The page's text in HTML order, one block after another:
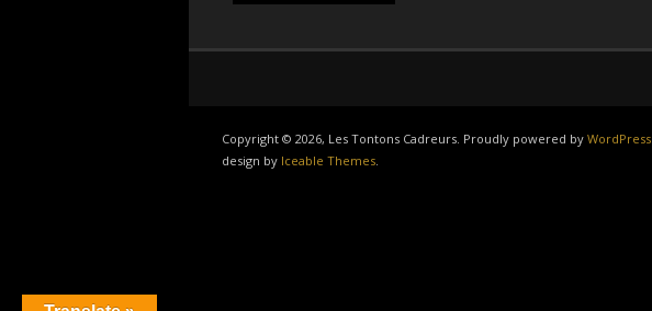
Copyright © 2026, Les Tontons Cadreurs. Proudly powered by WordPress
design by Iceable Themes